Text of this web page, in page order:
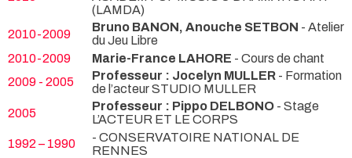
(LAMDA)
2010-2009
Bruno BANON, Anouche SETBON - Atelier
du Jeu Libre
2010-2009
Marie-France LAHORE - Cours de chant
2009 - 2005
Professeur : Jocelyn MULLER - Formation
de l’acteur STUDIO MULLER
2005
Professeur : Pippo DELBONO - Stage
L’ACTEUR ET LE CORPS
1992 – 1990
- CONSERVATOIRE NATIONAL DE
RENNES